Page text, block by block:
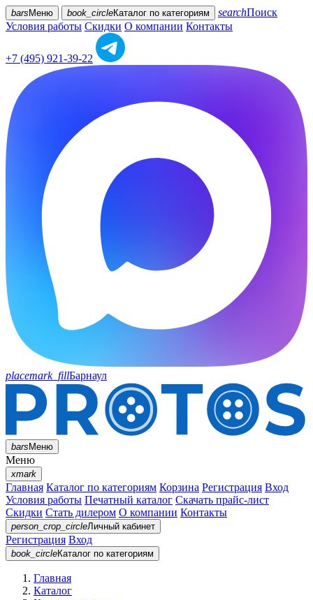
bars Меню book_circleКаталог по категориям searchПоиск
Условия работы Скидки О компании Контакты
+7 (495) 921-39-22
placemark_fillБарнаул
barsМеню
Меню
xmark
Главная Каталог по категориям Корзина Регистрация Вход
Условия работы Печатный каталог Скачать прайс-лист
Скидки Стать дилером О компании Контакты
person_crop_circleЛичный кабинет
Регистрация Вход
book_circleКаталог по категориям
Главная
Каталог